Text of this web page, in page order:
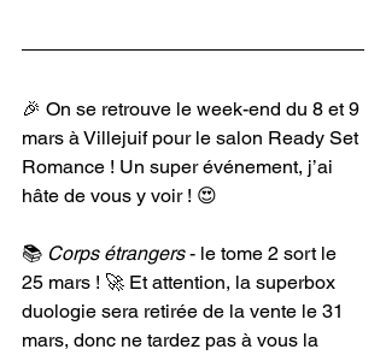
🎉 On se retrouve le week-end du 8 et 9
mars à Villejuif pour le salon Ready Set
Romance ! Un super événement, j’ai
hâte de vous y voir ! 😍
📚 Corps étrangers - le tome 2 sort le
25 mars ! 🚀 Et attention, la superbox
duologie sera retirée de la vente le 31
mars, donc ne tardez pas à vous la